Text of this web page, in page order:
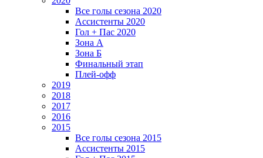
Все голы сезона 2020
Ассистенты 2020
Гол + Пас 2020
Зона А
Зона Б
Финальный этап
Плей-офф
2019
2018
2017
2016
2015
Все голы сезона 2015
Ассистенты 2015